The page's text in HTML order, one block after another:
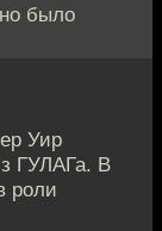
было
Уир
ГУЛАГа. В
роли